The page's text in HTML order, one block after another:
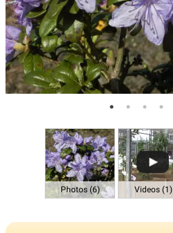
Photos (6) Videos (1)